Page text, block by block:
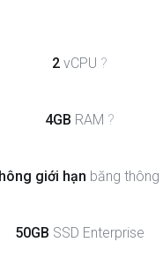
2vCPU ?
4GB RAM ?
giới hạn băng thông
50GB SSD Enterprise